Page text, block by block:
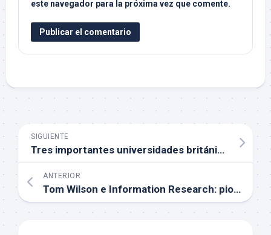
este navegador para la próxima vez que comente.
SIGUIENTE
Tres importantes universidades británicas «abandonan» Elsevier, ¿por qué y cómo lo hacen?
ANTERIOR
Tom Wilson e Information Research: pioneros del acceso abierto diamante